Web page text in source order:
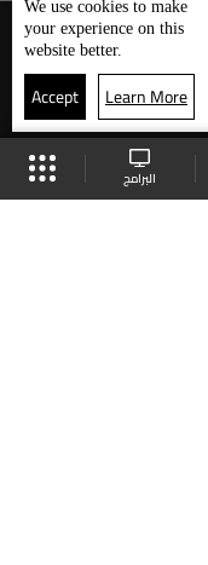
البرامج
We use cookies to make
your experience on this
website better.
Accept Learn More
البث المباشر